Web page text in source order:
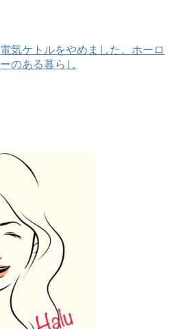
電気ケトルをやめました。ホーロ
ーのある暮らし